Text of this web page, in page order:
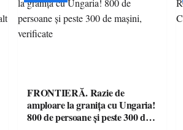
FRONTIERĂ. Razie de
amploare la granița cu Ungaria!
800 de persoane și peste 300 de